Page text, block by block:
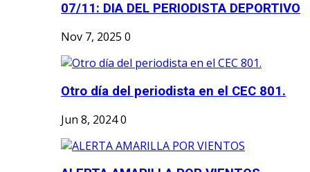
07/11: DIA DEL PERIODISTA DEPORTIVO
Nov 7, 2025 0
Otro día del periodista en el CEC 801.
Jun 8, 20240